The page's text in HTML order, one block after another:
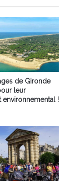
de Gironde
leur
environnemental !